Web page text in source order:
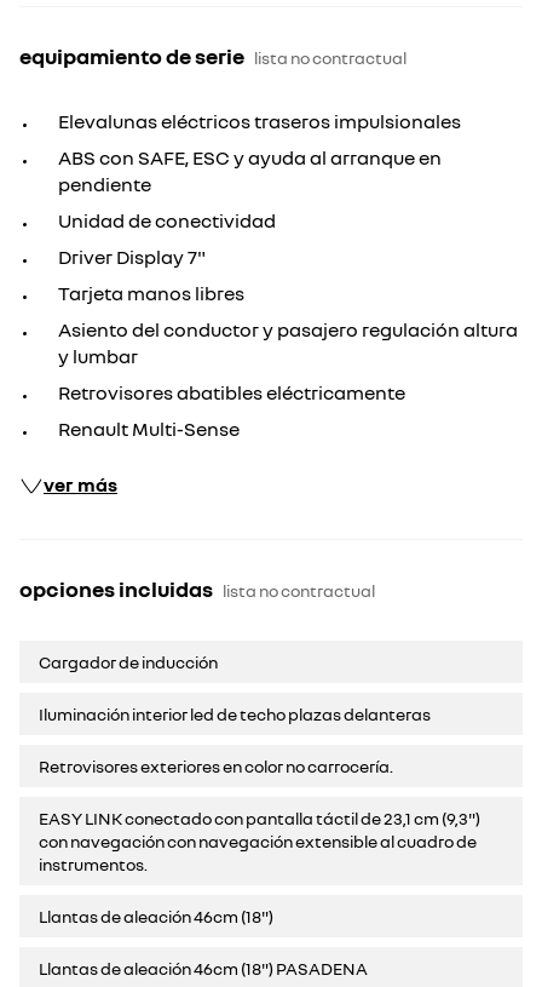
equipamiento de serie lista no contractual
Elevalunas eléctricos traseros impulsionales
ABS con SAFE, ESC y ayuda al arranque en
pendiente
Unidad de conectividad
Driver Display 7"
Tarjeta manos libres
Asiento del conductor y pasajero regulación altura
y lumbar
Retrovisores abatibles eléctricamente
Renault Multi-Sense
ver más
opciones incluidas lista no contractual
Cargador de inducción
Iluminación interior led de techo plazas delanteras
Retrovisores exteriores en color no carrocería.
EASY LINK conectado con pantalla táctil de 23,1 cm (9,3")
con navegación con navegación extensible al cuadro de
instrumentos.
Llantas de aleación 46cm (18")
Llantas de aleación 46cm (18") PASADENA